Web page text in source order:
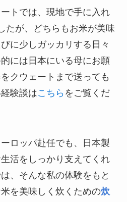
トでは、現地で手に入れ
たが、どちらもお米が美味
に少しガッカリする日々
には日本にいる母にお願
クウェートまで送っても
験談はこちら をご覧くだ
ロッパ赴任でも、日本製
活をしっかり支えてくれ
、そんな私の体験をもと
を美味しく炊くための炊